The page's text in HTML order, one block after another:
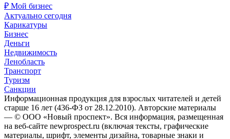
₽ Мой бизнес
Актуально сегодня
Карикатуры
Бизнес
Деньги
Недвижимость
Ленобласть
Транспорт
Туризм
Санкции
Информационная продукция для взрослых читателей и детей
старше 16 лет (436-ФЗ от 28.12.2010). Авторские материалы
— © ООО «Новый проспект». Вся информация, размещенная
на веб-сайте newprospect.ru (включая тексты, графические
материалы, шрифт, элементы дизайна, товарные знаки и